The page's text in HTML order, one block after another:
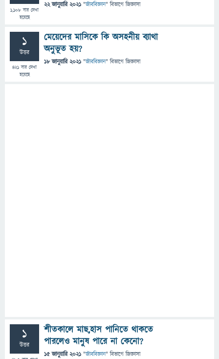
1,108 বার দেখা
হয়েছে
22 জানুয়ারি 2021 "জীববিজ্ঞান" বিভাগে জিজ্ঞাসা
1
উত্তর
421 বার দেখা
হয়েছে
মেয়েদের মাসিকে কি অসহনীয় ব্যাথা
অনুভূত হয়?
18 জানুয়ারি 2021 "জীববিজ্ঞান" বিভাগে জিজ্ঞাসা
1
উত্তর
শীতকালে মাছ,হাস পানিতে থাকতে
পারলেও মানুষ পারে না কেনো?
15 জানুয়ারি 2021 "জীববিজ্ঞান" বিভাগে জিজ্ঞাসা